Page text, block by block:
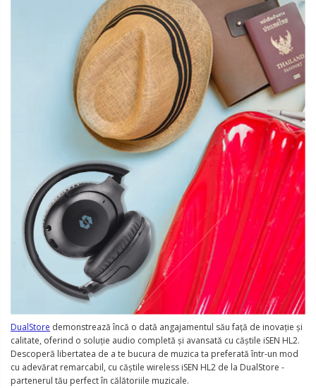
DualStore demonstrează încă o dată angajamentul său față de inovație și
calitate, oferind o soluție audio completă și avansată cu căștile iSEN HL2.
Descoperă libertatea de a te bucura de muzica ta preferată într-un mod
cu adevărat remarcabil, cu căștile wireless iSEN HL2 de la DualStore -
partenerul tău perfect în călătoriile muzicale.